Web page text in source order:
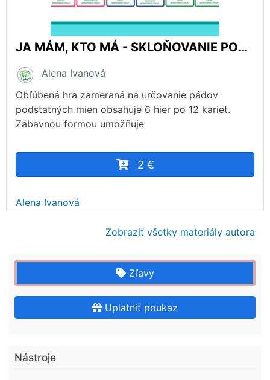
JA MÁM, KTO MÁ - SKLOŇOVANIE PODSTATNÝCH MIEN
Alena Ivanová
Obľúbená hra zameraná na určovanie pádov
podstatných mien obsahuje 6 hier po 12 kariet.
Zábavnou formou umožňuje
2 €
Alena Ivanová
Zobraziť všetky materiály autora
Zľavy
Uplatniť poukaz
Nástroje